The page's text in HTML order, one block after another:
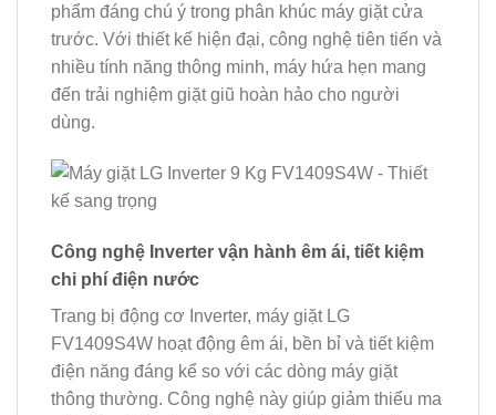
phẩm đáng chú ý trong phân khúc máy giặt cửa
trước. Với thiết kế hiện đại, công nghệ tiên tiến và
nhiều tính năng thông minh, máy hứa hẹn mang
đến trải nghiệm giặt giũ hoàn hảo cho người
dùng.
Công nghệ Inverter vận hành êm ái, tiết kiệm
chi phí điện nước
Trang bị động cơ Inverter, máy giặt LG
FV1409S4W hoạt động êm ái, bền bỉ và tiết kiệm
điện năng đáng kể so với các dòng máy giặt
thông thường. Công nghệ này giúp giảm thiểu ma